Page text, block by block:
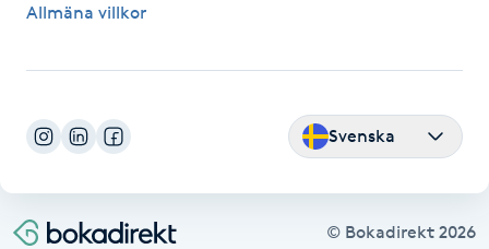
Hälsa
Hälsprickor
IPL
Allmäna villkor
Svenska
© Bokadirekt 2026